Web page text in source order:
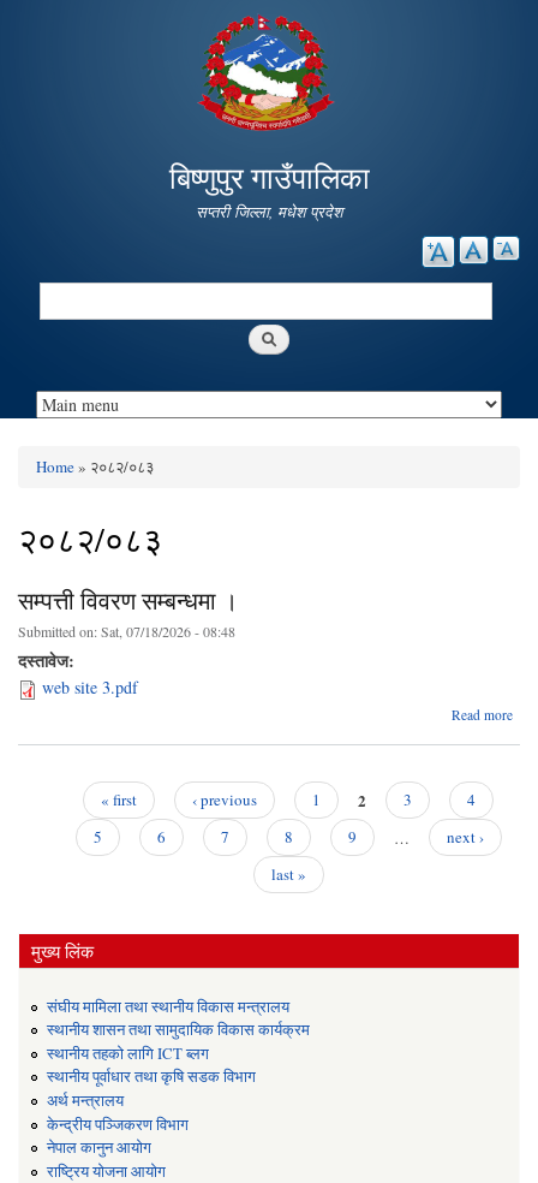
main
content
बिष्णुपुर गाउँपालिका
सप्तरी जिल्ला, मधेश प्रदेश
Search
Home» २०८२/०८३
२०८२/०८३
सम्पत्ती विवरण सम्बन्धमा ।
Submitted on:Sat, 07/18/2026 - 08:48
दस्तावेज:
web site 3.pdf
Read more
« first ‹ previous 1 2 3
4
5
6 7 8 9 …
next ›
last »
मुख्य लिंक
संघीय मामिला तथा स्थानीय विकास मन्त्रालय
स्थानीय शासन तथा सामुदायिक विकास कार्यक्रम
स्थानीय तहको लागि ICT ब्लग
स्थानीय पूर्वाधार तथा कृषि सडक विभाग
अर्थ मन्त्रालय
केन्द्रीय पञ्जिकरण विभाग
नेपाल कानुन आयोग
राष्ट्रिय योजना आयोग